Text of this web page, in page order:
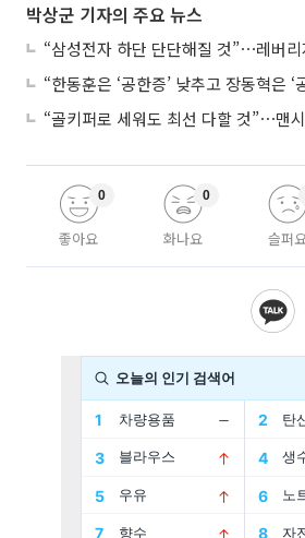
박상군 기자의 주요 뉴스
“한동훈은 ‘공한증’ 낮추고 장동혁은 ‘
좋아요
0
화나요
0
슬퍼